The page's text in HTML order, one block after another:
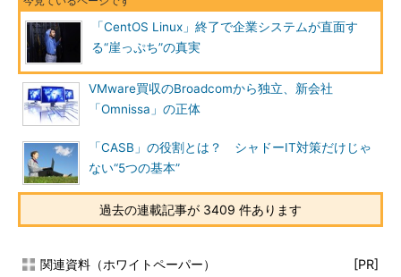
「CentOS Linux」終了で企業システムが直面す
る“崖っぷち”の真実
VMware買収のBroadcomから独立、新会社
「Omnissa」の正体
「CASB」の役割とは？ シャドーIT対策だけじゃ
ない“5つの基本”
過去の連載記事が 3409 件あります
関連資料（ホワイトペーパー） [PR]